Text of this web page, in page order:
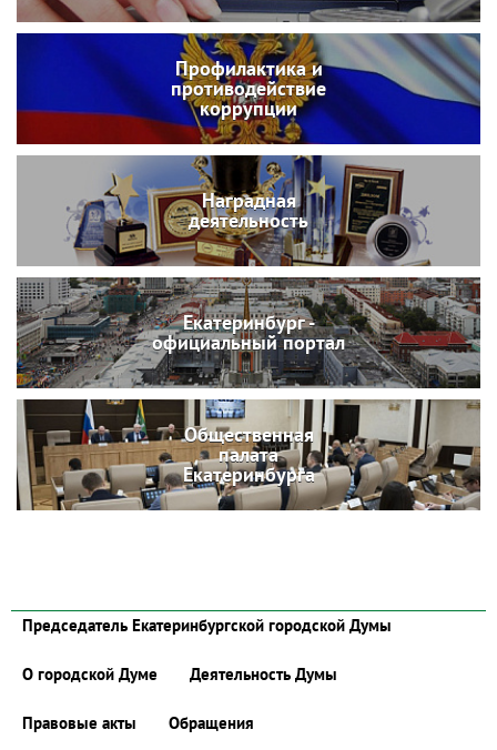
Профилактика и
противодействие
коррупции
Наградная
деятельность
Екатеринбург -
официальный портал
Общественная
палата
Екатеринбурга
Председатель Екатеринбургской городской Думы
О городской Думе Деятельность Думы
Правовые акты Обращения